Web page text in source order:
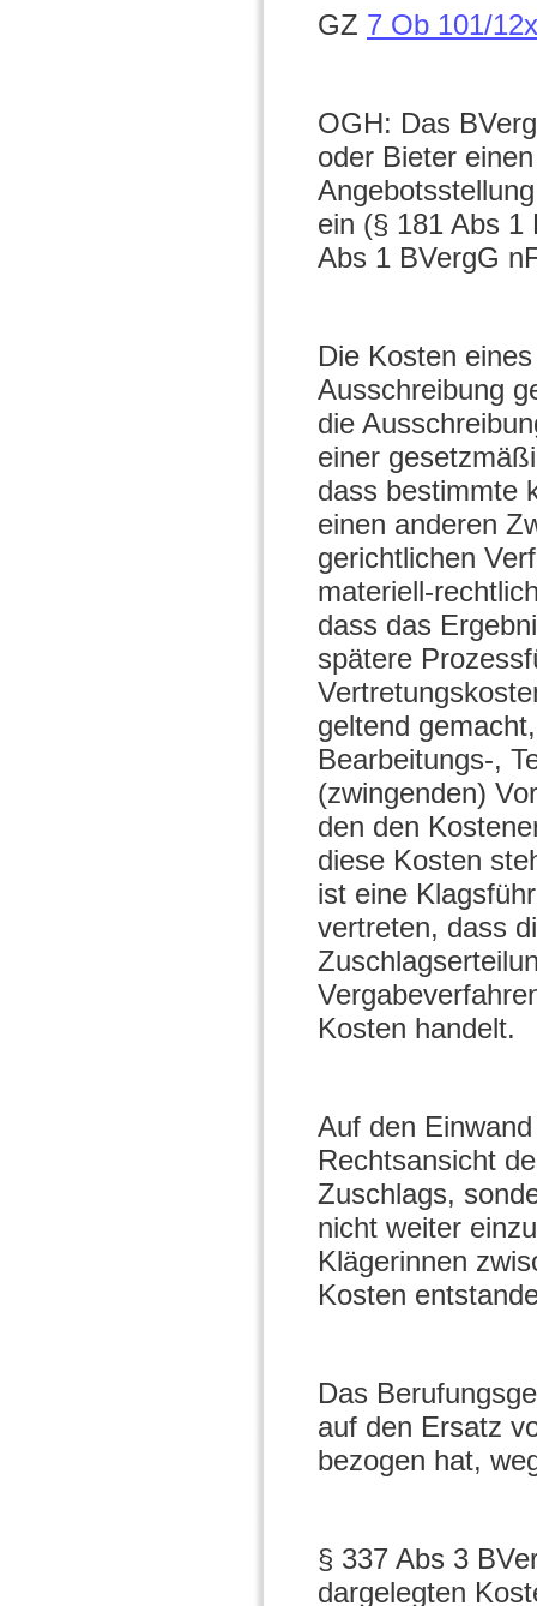
GZ 7 Ob 101/12x
OGH: Das
oder Bieter
ein (§ 181 Abs 1
Abs 1 BVergG
Die Kosten
Ausschreibung
die
einer
dass bestimmte
einen anderen
gerichtlichen
materiell-
dass das
spätere
geltend
Bearbeitungs-,
(zwingenden)
den den
diese Kosten
ist eine
vertreten, dass
Kosten handelt.
Auf den
Rechtsansicht
Zuschlags,
nicht weiter
Klägerinnen
Kosten
Das
auf den Ersatz
bezogen hat,
§ 337 Abs 3
dargelegten